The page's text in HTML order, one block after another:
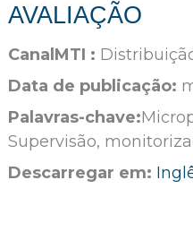
AVALIAÇÃO
CanalMTI :
Data de publicação:
Palavras-chave:
Supervisão,
Descarregar em: